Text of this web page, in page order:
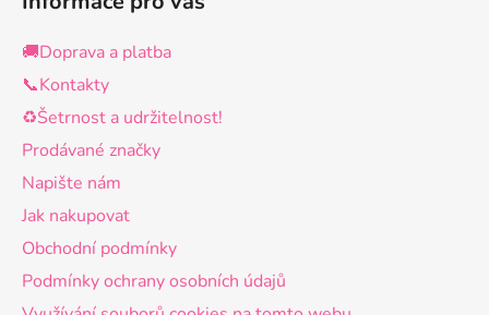
🚚Doprava a platba
📞Kontakty
♻️Šetrnost a udržitelnost!
Prodávané značky
Napište nám
Jak nakupovat
Obchodní podmínky
Podmínky ochrany osobních údajů